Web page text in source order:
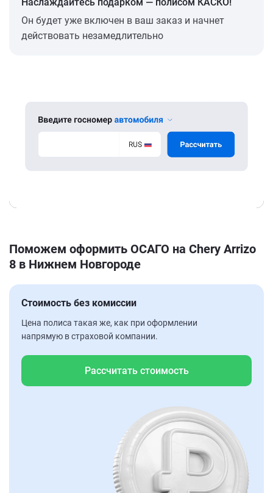
Он будет уже включен в ваш заказ и начнет
действовать незамедлительно
Поможем оформить ОСАГО на Chery Arrizo
8 в Нижнем Новгороде
Стоимость без комиссии
Цена полиса такая же, как при оформлении
напрямую в страховой компании.
Рассчитать стоимость